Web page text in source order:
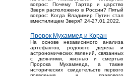
вопрос: Почему Тартар и царство
Зверя расположено в России? Пятый
вопрос: Когда Владимир Путин стал
вместилищем Зверя? 24-27.01.2022.
Пророк Мухаммед и Коран
На основе независимого анализа
артефактов, родового дерева и
астрономических явлений, связанных
с деяниями, жизнью и смертью
Пророка Мухаммеда, а также
исторических свидетельств первого